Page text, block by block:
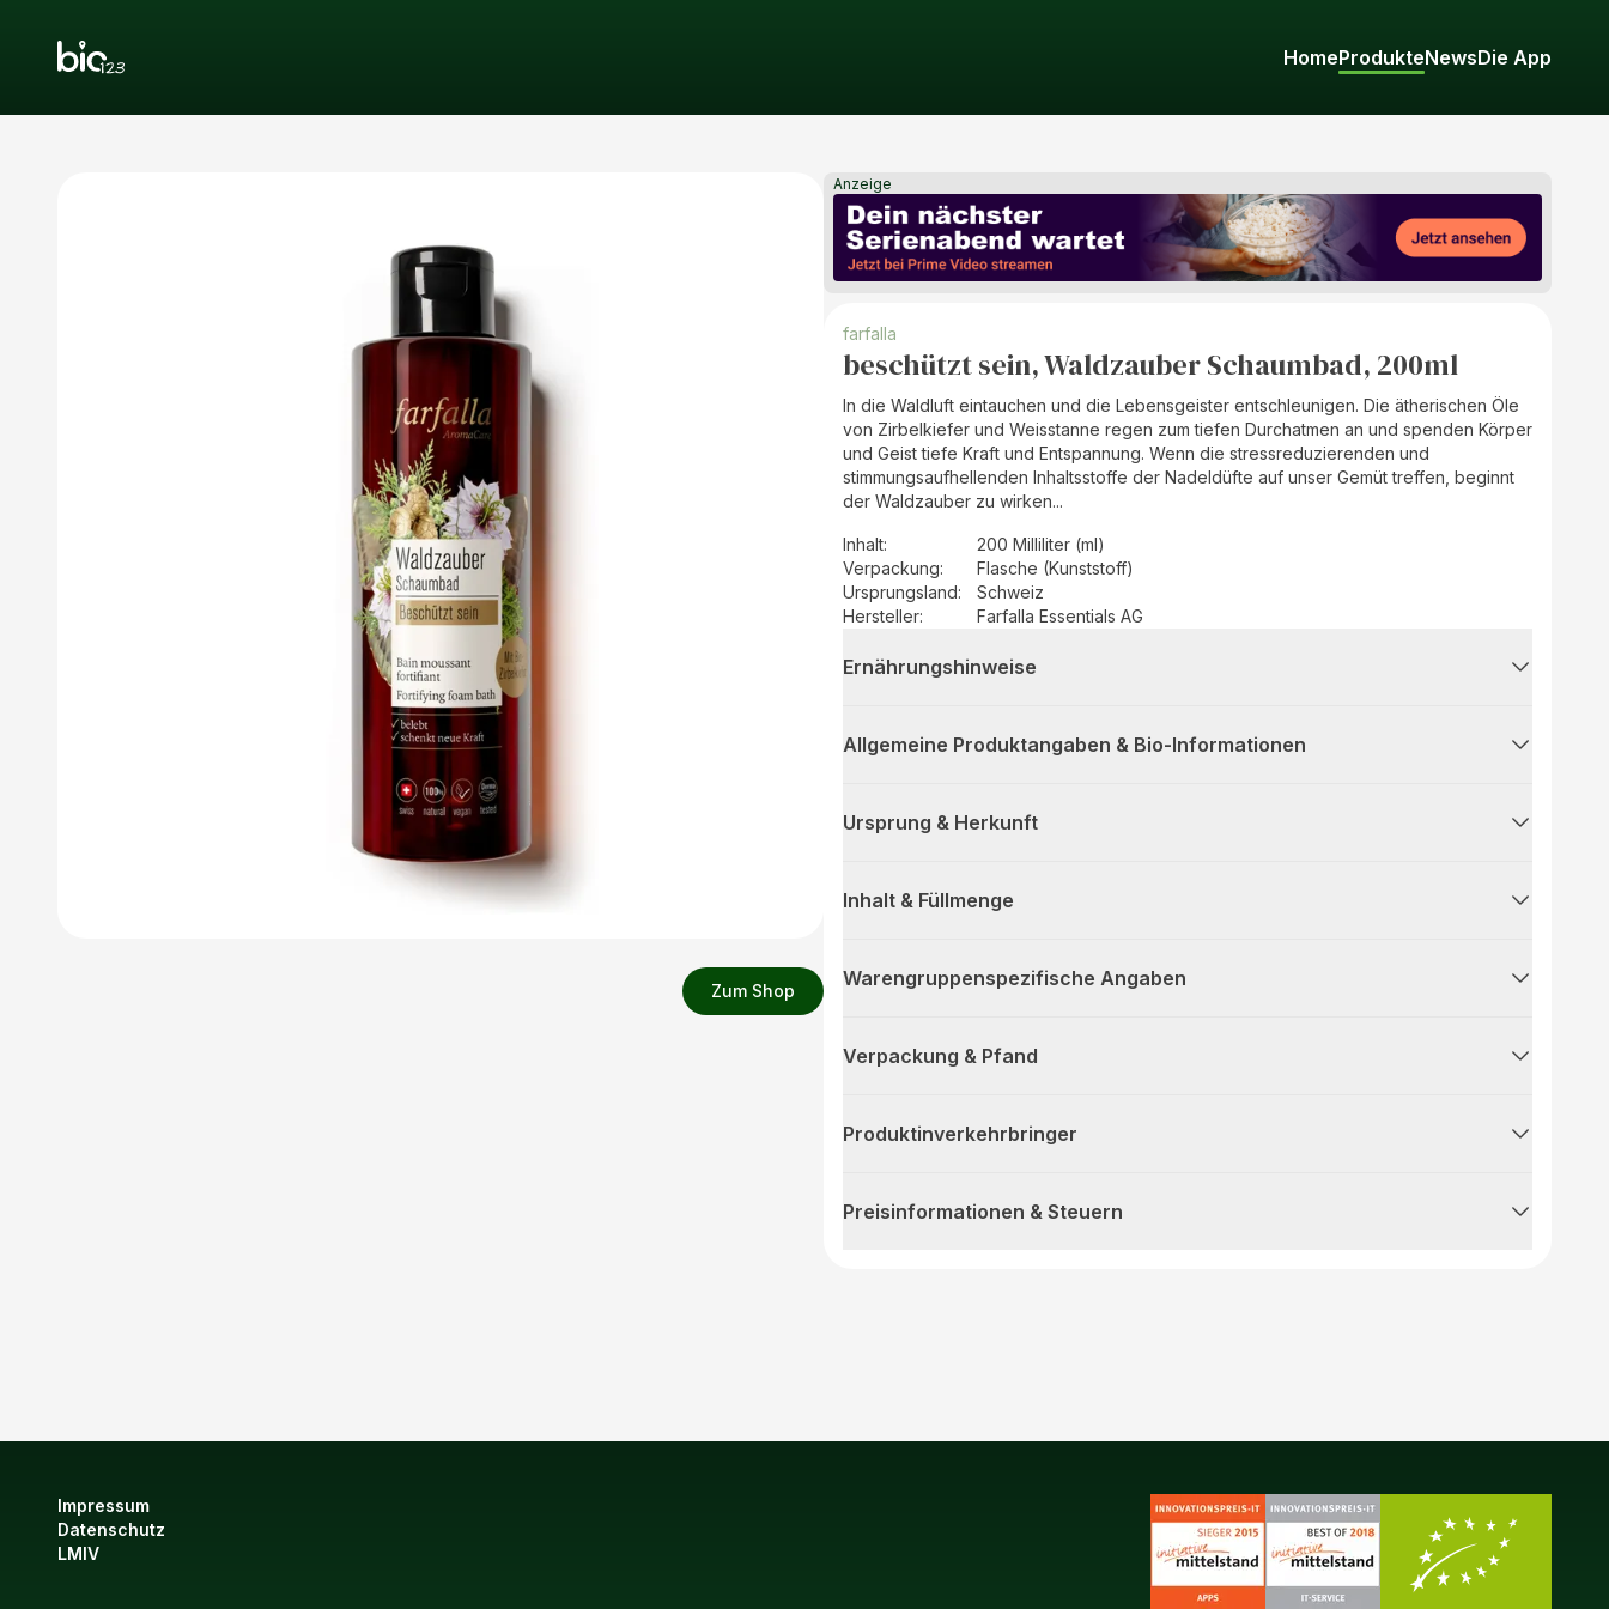
HomeProdukteNewsDie App
Zum Shop
Anzeige
farfalla
beschützt sein, Waldzauber Schaumbad, 200ml
In die Waldluft eintauchen und die Lebensgeister entschleunigen. Die ätherischen Öle
von Zirbelkiefer und Weisstanne regen zum tiefen Durchatmen an und spenden Körper
und Geist tiefe Kraft und Entspannung. Wenn die stressreduzierenden und
stimmungsaufhellenden Inhaltsstoffe der Nadeldüfte auf unser Gemüt treffen, beginnt
der Waldzauber zu wirken...
Inhalt:
200 Milliliter (ml)
Verpackung:
Flasche (Kunststoff)
Ursprungsland:
Schweiz
Hersteller: Farfalla Essentials AG
Ernährungshinweise
Allgemeine Produktangaben & Bio-Informationen
Ursprung & Herkunft
Inhalt & Füllmenge
Warengruppenspezifische Angaben
Verpackung & Pfand
Produktinverkehrbringer
Preisinformationen & Steuern
Impressum
Datenschutz
LMIV